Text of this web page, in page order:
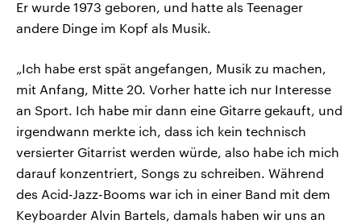
Er wurde 1973 geboren, und hatte als Teenager
andere Dinge im Kopf als Musik.
„Ich habe erst spät angefangen, Musik zu machen,
mit Anfang, Mitte 20. Vorher hatte ich nur Interesse
an Sport. Ich habe mir dann eine Gitarre gekauft, und
irgendwann merkte ich, dass ich kein technisch
versierter Gitarrist werden würde, also habe ich mich
darauf konzentriert, Songs zu schreiben. Während
des Acid-Jazz-Booms war ich in einer Band mit dem
Keyboarder Alvin Bartels, damals haben wir uns an